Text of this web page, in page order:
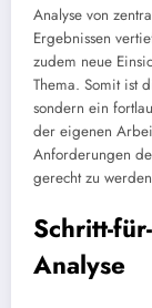
Analyse von
Ergebnissen
zudem neue
Thema. Somit ist
sondern ein
der eigenen
Anforderungen
gerecht zu
Schritt-
Analyse